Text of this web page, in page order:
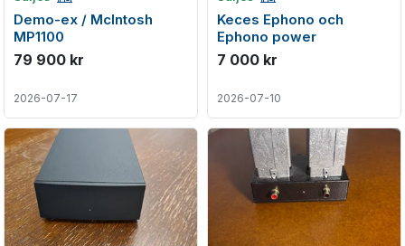
Demo-ex / McIntosh
MP1100
79 900 kr
2026-07-17
Keces Ephono och
Ephono power
7 000 kr
2026-07-10